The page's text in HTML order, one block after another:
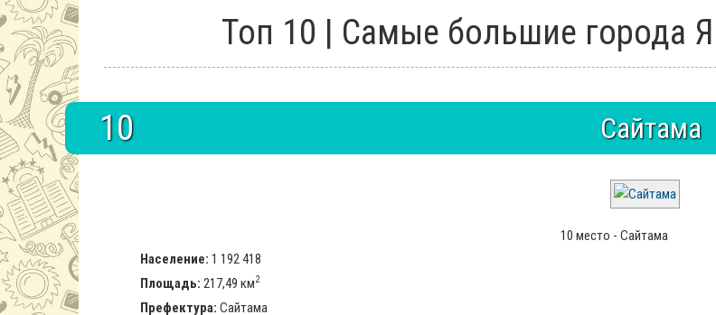
Топ 10 | Самые большие города
10 Сайтама
10 место - Сайтама
Население: 1 192 418
Площадь: 217,49 км2
Префектура: Сайтама